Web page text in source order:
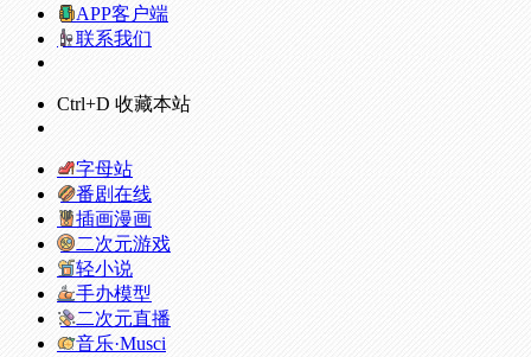
APP客户端
联系我们
Ctrl+D 收藏本站
字母站
番剧在线
插画漫画
二次元游戏
轻小说
手办模型
二次元直播
音乐·Musci